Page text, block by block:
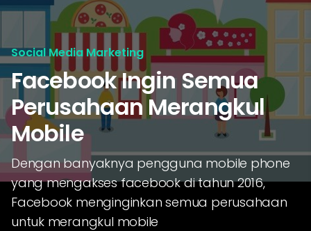
Social Media Marketing
Facebook Ingin Semua
Perusahaan Merangkul
Mobile
Dengan banyaknya pengguna mobile phone
yang mengakses facebook di tahun 2016,
Facebook menginginkan semua perusahaan
untuk merangkul mobile